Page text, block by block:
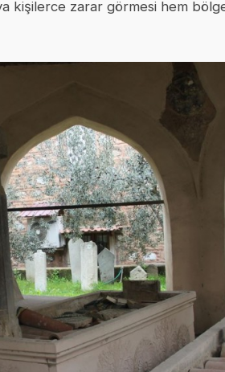
kişilerce zarar görmesi hem